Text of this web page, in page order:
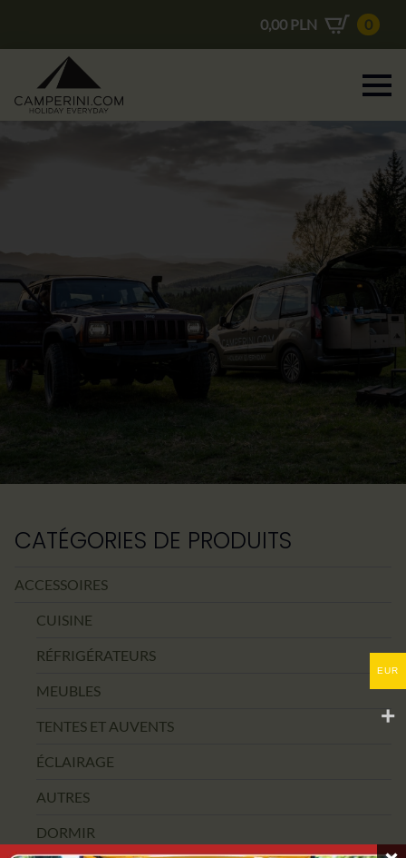
0,00 PLN 0
CATÉGORIES DE PRODUITS
ACCESSOIRES
CUISINE
RÉFRIGÉRATEURS
MEUBLES
TENTES ET AUVENTS
ÉCLAIRAGE
AUTRES
DORMIR
EUR